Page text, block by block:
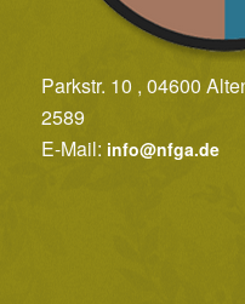
Parkstr. 10 , 04600
2589
E-Mail: info@nfga.de